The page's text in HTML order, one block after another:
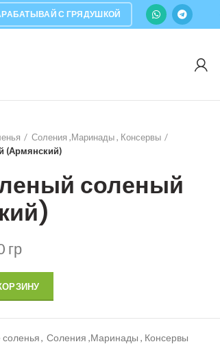
С ГРЯДУШКОЙ
Соления ,Маринады , Консервы
(Армянский)
соленый
гр
, Соления ,Маринады , Консервы